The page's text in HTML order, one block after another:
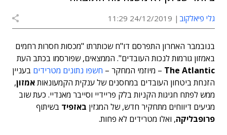
גלי פיאלקוב 24/12/2019 11:29
בנובמבר האחרון התפרסם דו"ח שכותרתו "מכסות חסרות רחמים
באמזון גורמות לנכות העובדים". הממצאים, שפורסמו בכתב העת
The Atlantic – מיוזמי המחקר – חשפו נתונים מטרידים בעניין
הזנחת ביטחון העובדים במחסנים של ענקית הקמעונאותאמזון,
ממש לפתח חגיגות הקניות בלק פריידיי וסייבר מאנדיי. כעת שוב
מגיעים דיווחים מתחקיר חדש, של המגזין באזפיד בשיתוף
פרופבליקה, ואלו מטרידים לא פחות.